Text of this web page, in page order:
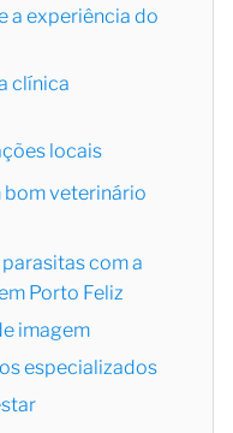
a experiência do
clínica
locais
bom veterinário
com a
Porto Feliz
imagem
especializados